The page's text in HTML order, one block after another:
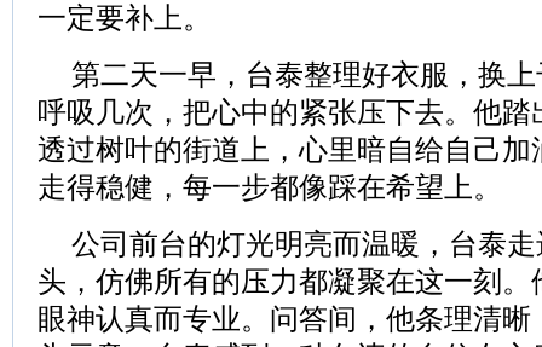
一定要补上。
第二天一早，台泰整理好衣服，换
呼吸几次，把心中的紧张压下去。他
透过树叶的街道上，心里暗自给自己
走得稳健，每一步都像踩在希望上。
公司前台的灯光明亮而温暖，台泰
头，仿佛所有的压力都凝聚在这一刻
眼神认真而专业。问答间，他条理清